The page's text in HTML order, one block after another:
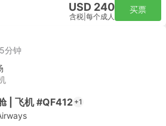
USD 240
含税 每个成人
买票
分钟
| 飞机 #QF412 +1